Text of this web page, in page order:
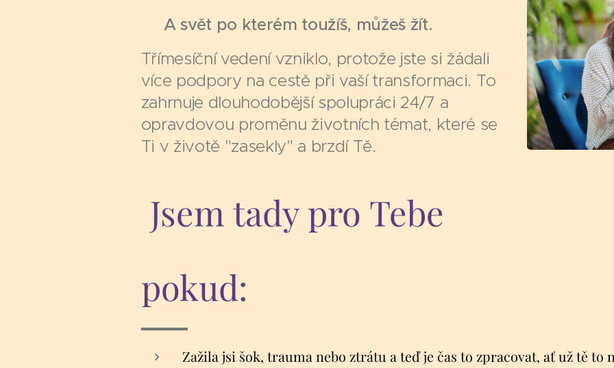
A svět po kterém toužíš, můžeš žít.
Třímesíční vedení vzniklo, protože jste si žádali
více podpory na cestě při vaší transformaci. To
zahrnuje dlouhodobější spolupráci 24/7 a
opravdovou proměnu životních témat, které se
Ti v životě "zasekly" a brzdí Tě.
Jsem tady pro Tebe
pokud:
Zažila jsi šok, trauma nebo ztrátu a teď je čas to zpracovat, ať už tě to